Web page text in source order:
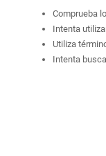
Comprueba
Intenta
Utiliza
Intenta